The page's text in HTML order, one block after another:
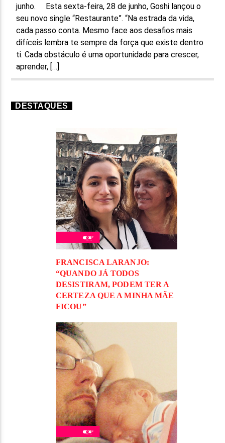
junho. Esta sexta-feira, 28 de junho, Goshi lançou o
seu novo single “Restaurante”. “Na estrada da vida,
cada passo conta. Mesmo face aos desafios mais
difíceis lembra te sempre da força que existe dentro
ti. Cada obstáculo é uma oportunidade para crescer,
aprender, […]
DESTAQUES
FRANCISCA LARANJO:
“QUANDO JÁ TODOS
DESISTIRAM, PODEM TER A
CERTEZA QUE A MINHA MÃE
FICOU”